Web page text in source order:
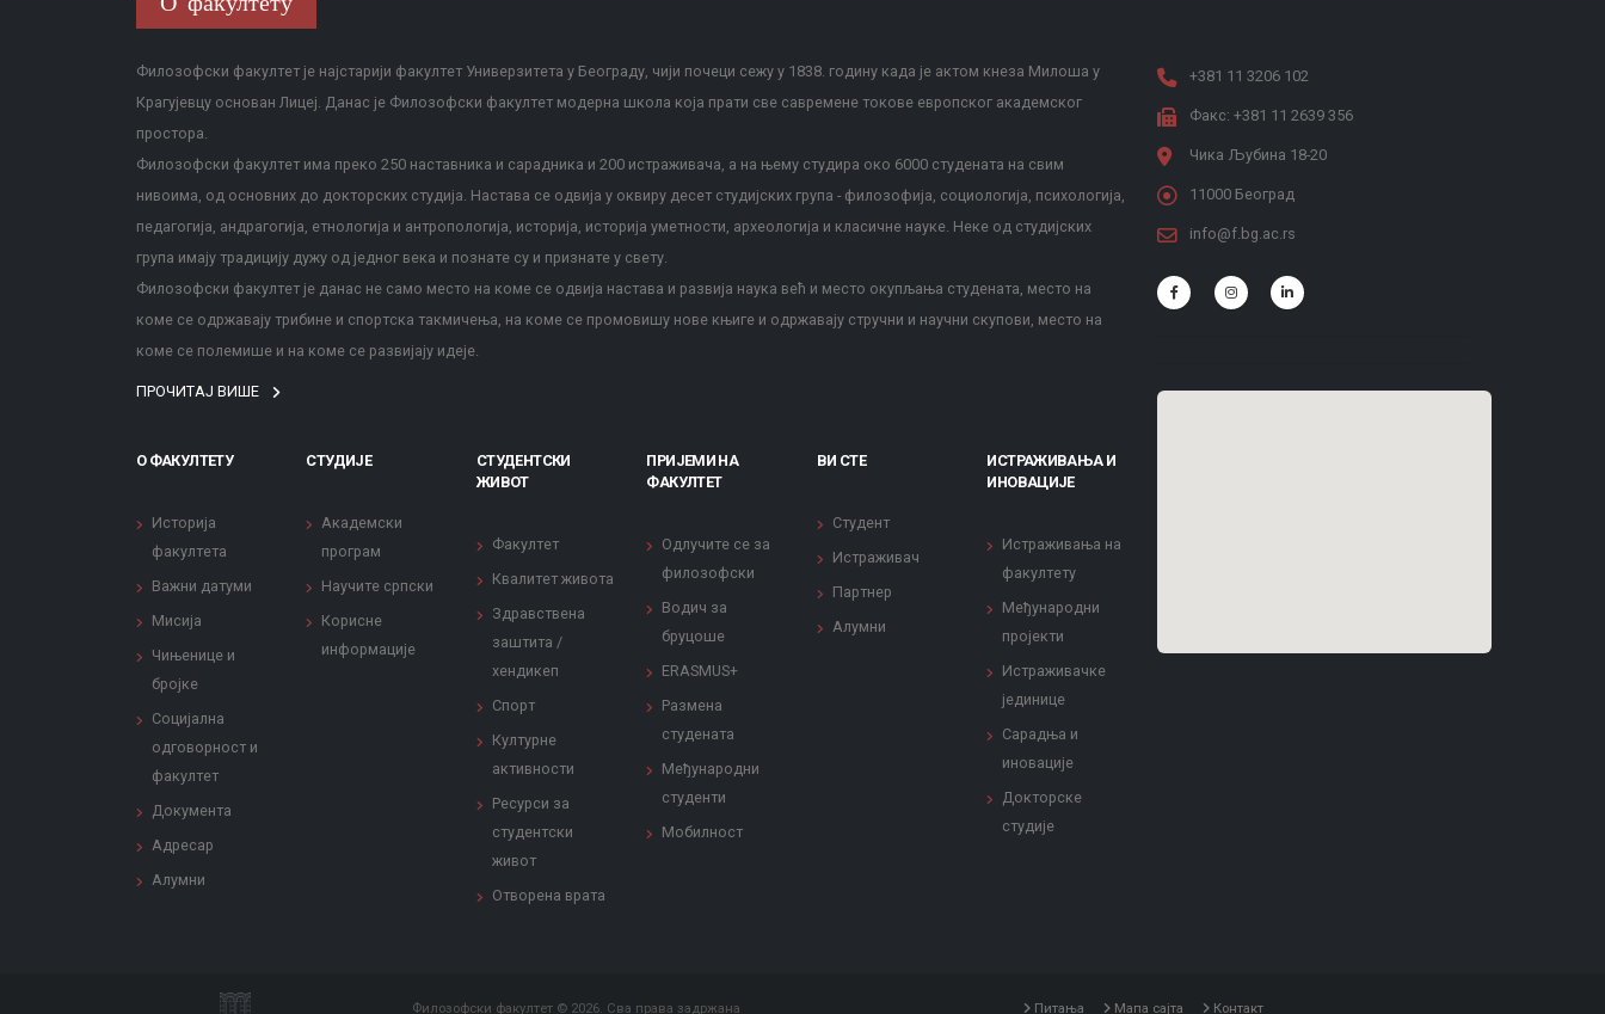
Филозофски факултет је најстарији факултет Универзитета у Београду, чији почеци сежу у 1838. годину када је актом кнеза Милоша у
Крагујевцу основан Лицеј. Данас је Филозофски факултет модерна школа која прати све савремене токове европског академског
простора.
Филозофски факултет има преко 250 наставника и сарадника и 200 истраживача, а на њему студира око 6000 студената на свим
нивоима, од основних до докторских студија. Настава се одвија у оквиру десет студијских група - филозофија, социологија, психологија,
педагогија, андрагогија, етнологија и антропологија, историја, историја уметности, археологија и класичне науке. Неке од студијских
група имају традицију дужу од једног века и познате су и признате у свету.
Филозофски факултет је данас не само место на коме се одвија настава и развија наука већ и место окупљања студената, место на
коме се одржавају трибине и спортска такмичења, на коме се промовишу нове књиге и одржавају стручни и научни скупови, место на
коме се полемише и на коме се развијају идеје.
ПРОЧИТАЈ ВИШЕ
О ФАКУЛТЕТУ
Историја
факултета
Важни датуми
Мисија
Чињенице и
бројке
Социјална
одговорност и
факултет
Документа
Адресар
Алумни
СТУДИЈЕ
Академски
програм
Научите српски
Корисне
информације
СТУДЕНТСКИ
ЖИВОТ
Факултет
Квалитет живота
Здравствена
заштита /
хендикеп
Спорт
Културне
активности
Ресурси за
студентски
живот
Отворена врата
ПРИЈЕМИ НА
ФАКУЛТЕТ
Одлучите се за
филозофски
Водич за
бруцоше
ERASMUS+
Размена
студената
Међународни
студенти
Мобилност
ВИ СТЕ
Студент
Истраживач
Партнер
Алумни
ИСТРАЖИВАЊА И
ИНОВАЦИЈЕ
Истраживања на
факултету
Међународни
пројекти
Истраживачке
јединице
Сарадња и
иновације
Докторске
студије
+381 11 3206 102
Факс: +381 11 2639 356
Чика Љубина 18-20
11000 Београд
info@f.bg.ac.rs
Филозофски факултет © 2026. Сва права задржана Питања Мапа сајта Контакт